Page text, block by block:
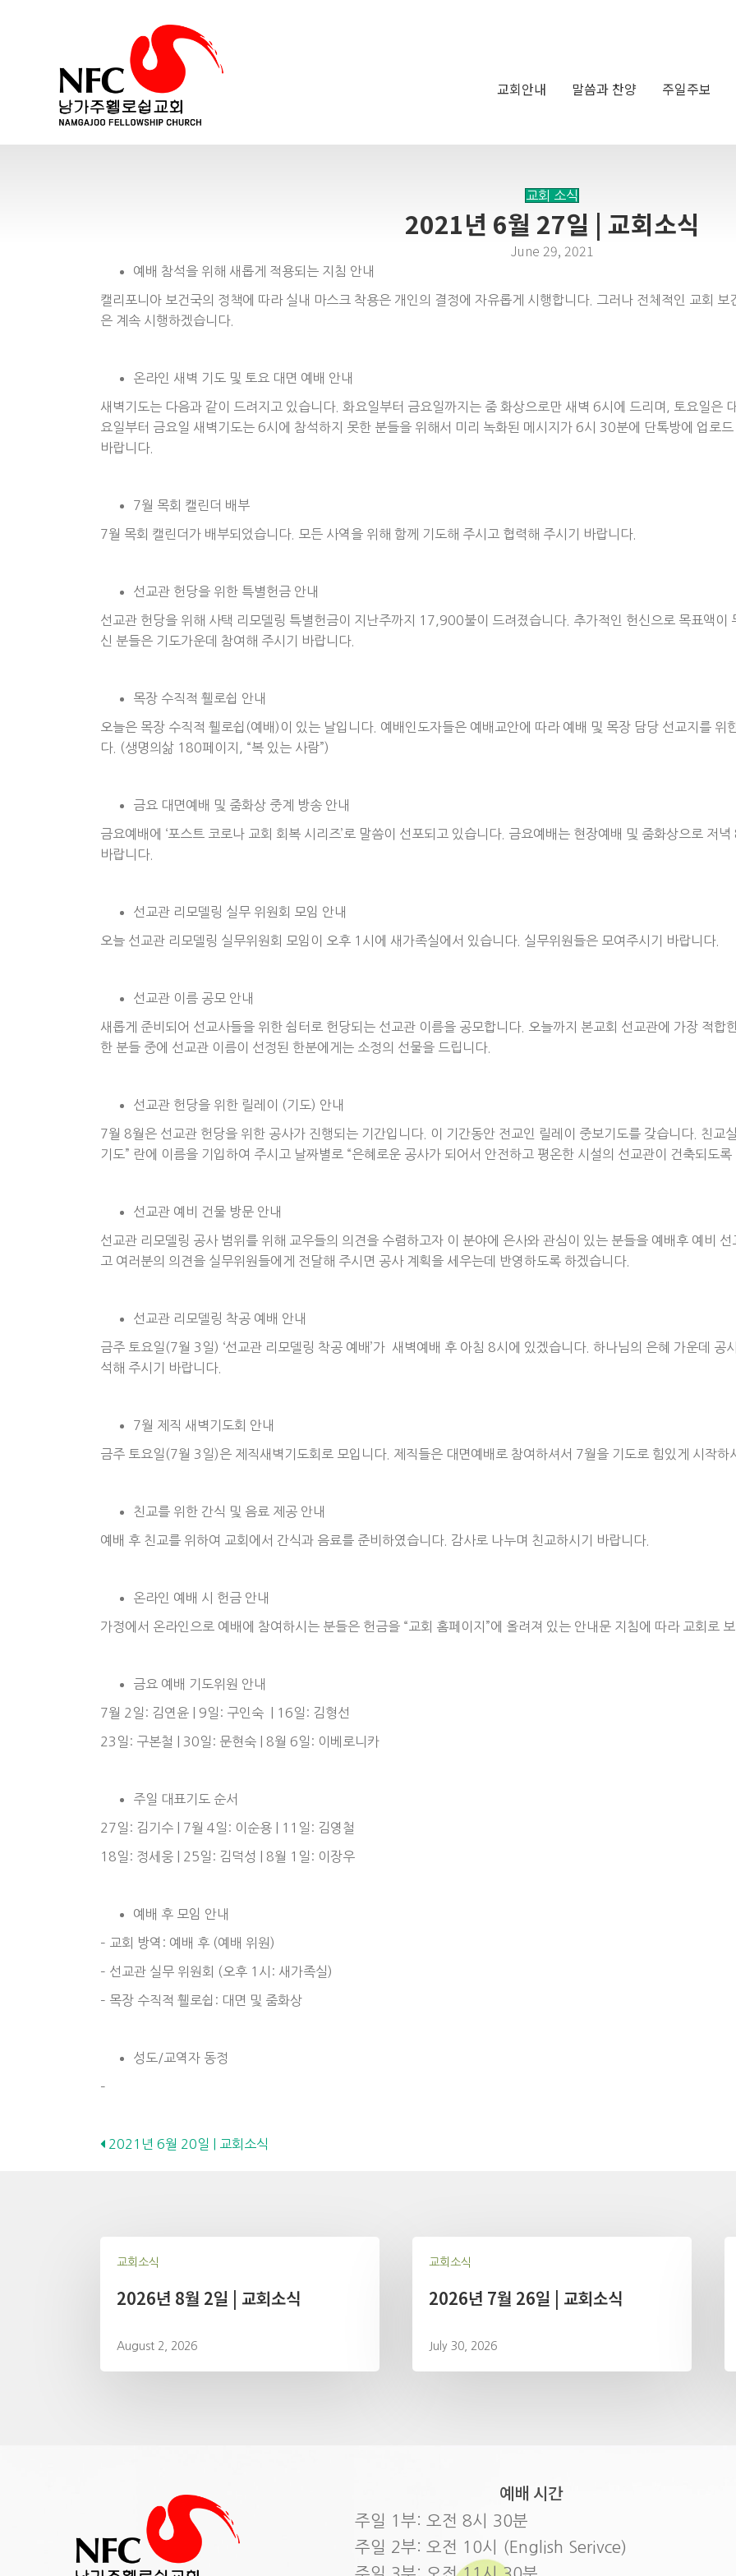
교회안내 말씀과 찬양 주일주보
교회 소식
2021년 6월 27일 | 교회소식
June 29, 2021
예배 참석을 위해 새롭게 적용되는 지침 안내
캘리포니아 보건국의 정책에 따라 실내 마스크 착용은 개인의 결정에 자유롭게 시행합니다. 그러나 전체적인 교회
은 계속 시행하겠습니다.
온라인 새벽 기도 및 토요 대면 예배 안내
새벽기도는 다음과 같이 드려지고 있습니다. 화요일부터 금요일까지는 줌 화상으로만 새벽 6시에 드리며, 토요일은
요일부터 금요일 새벽기도는 6시에 참석하지 못한 분들을 위해서 미리 녹화된 메시지가 6시 30분에 단톡방에 업로
바랍니다.
7월 목회 캘린더 배부
7월 목회 캘린더가 배부되었습니다. 모든 사역을 위해 함께 기도해 주시고 협력해 주시기 바랍니다.
선교관 헌당을 위한 특별헌금 안내
선교관 헌당을 위해 사택 리모델링 특별헌금이 지난주까지 17,900불이 드려졌습니다. 추가적인 헌신으로 목표액이
신 분들은 기도가운데 참여해 주시기 바랍니다.
목장 수직적 휄로쉽 안내
오늘은 목장 수직적 휄로쉽(예배)이 있는 날입니다. 예배인도자들은 예배교안에 따라 예배 및 목장 담당 선교지를 위
다. (생명의삶 180페이지, “복 있는 사람”)
금요 대면예배 및 줌화상 중계 방송 안내
금요예배에 ‘포스트 코로나 교회 회복 시리즈’로 말씀이 선포되고 있습니다. 금요예배는 현장예배 및 줌화상으로 저
바랍니다.
선교관 리모델링 실무 위원회 모임 안내
오늘 선교관 리모델링 실무위원회 모임이 오후 1시에 새가족실에서 있습니다. 실무위원들은 모여주시기 바랍니다.
선교관 이름 공모 안내
새롭게 준비되어 선교사들을 위한 쉼터로 헌당되는 선교관 이름을 공모합니다. 오늘까지 본교회 선교관에 가장 적합
한 분들 중에 선교관 이름이 선정된 한분에게는 소정의 선물을 드립니다.
선교관 헌당을 위한 릴레이 (기도) 안내
7월 8월은 선교관 헌당을 위한 공사가 진행되는 기간입니다. 이 기간동안 전교인 릴레이 중보기도를 갖습니다. 친교
기도” 란에 이름을 기입하여 주시고 날짜별로 “은혜로운 공사가 되어서 안전하고 평온한 시설의 선교관이 건축되도록
선교관 예비 건물 방문 안내
선교관 리모델링 공사 범위를 위해 교우들의 의견을 수렴하고자 이 분야에 은사와 관심이 있는 분들을 예배후 예비
고 여러분의 의견을 실무위원들에게 전달해 주시면 공사 계획을 세우는데 반영하도록 하겠습니다.
선교관 리모델링 착공 예배 안내
금주 토요일(7월 3일) ‘선교관 리모델링 착공 예배’가 새벽예배 후 아침 8시에 있겠습니다. 하나님의 은혜 가운데 공
석해 주시기 바랍니다.
7월 제직 새벽기도회 안내
금주 토요일(7월 3일)은 제직새벽기도회로 모입니다. 제직들은 대면예배로 참여하셔서 7월을 기도로 힘있게 시작하
친교를 위한 간식 및 음료 제공 안내
예배 후 친교를 위하여 교회에서 간식과 음료를 준비하였습니다. 감사로 나누며 친교하시기 바랍니다.
온라인 예배 시 헌금 안내
가정에서 온라인으로 예배에 참여하시는 분들은 헌금을 “교회 홈페이지”에 올려져 있는 안내문 지침에 따라 교회로
금요 예배 기도위원 안내
7월 2일: 김연윤 | 9일: 구인숙 | 16일: 김형선
23일: 구본철 | 30일: 문현숙 | 8월 6일: 이베로니카
주일 대표기도 순서
27일: 김기수 | 7월 4일: 이순용 | 11일: 김영철
18일: 정세웅 | 25일: 김덕성 | 8월 1일: 이장우
예배 후 모임 안내
– 교회 방역: 예배 후 (예배 위원)
– 선교관 실무 위원회 (오후 1시: 새가족실)
– 목장 수직적 휄로쉽: 대면 및 줌화상
성도/교역자 동정
–
Posts
2021년 6월 20일 | 교회소식
교회소식
2026년 8월 2일 | 교회소식
August 2, 2026
교회소식
2026년 7월 26일 | 교회소식
July 30, 2026
예배 시간
주일 1부: 오전 8시 30분
주일 2부: 오전 10시 (English Serivce)